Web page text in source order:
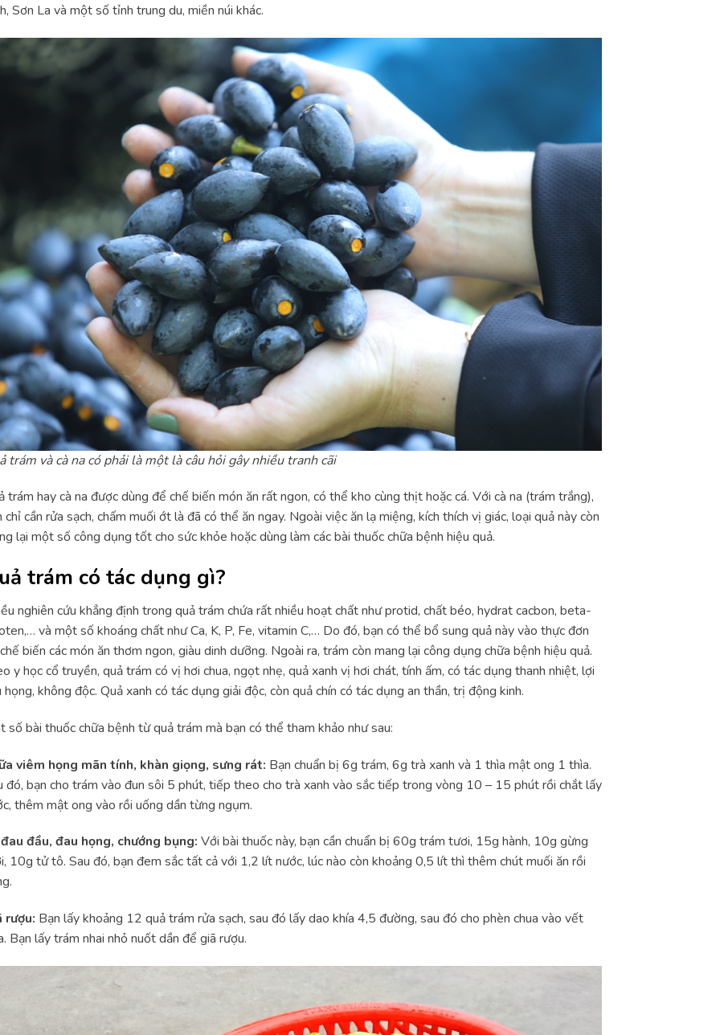
Sơn La và một số tỉnh trung du, miền núi khác.
trám và cà na có phải là một là câu hỏi gây nhiều tranh cãi
trám hay cà na được dùng để chế biến món ăn rất ngon, có thể kho cùng thịt hoặc cá. Với cà na (trám trắng),
chỉ cần rửa sạch, chấm muối ớt là đã có thể ăn ngay. Ngoài việc ăn lạ miệng, kích thích vị giác, loại quả này còn
lại một số công dụng tốt cho sức khỏe hoặc dùng làm các bài thuốc chữa bệnh hiệu quả.
trám có tác dụng gì?
nghiên cứu khẳng định trong quả trám chứa rất nhiều hoạt chất như protid, chất béo, hydrat cacbon, beta-
và một số khoáng chất như Ca, K, P, Fe, vitamin C,… Do đó, bạn có thể bổ sung quả này vào thực đơn
biến các món ăn thơm ngon, giàu dinh dưỡng. Ngoài ra, trám còn mang lại công dụng chữa bệnh hiệu quả.
y học cổ truyền, quả trám có vị hơi chua, ngọt nhẹ, quả xanh vị hơi chát, tính ấm, có tác dụng thanh nhiệt, lợi
họng, không độc. Quả xanh có tác dụng giải độc, còn quả chín có tác dụng an thần, trị động kinh.
số bài thuốc chữa bệnh từ quả trám mà bạn có thể tham khảo như sau:
viêm họng mãn tính, khàn giọng, sưng rát: Bạn chuẩn bị 6g trám, 6g trà xanh và 1 thìa mật ong 1 thìa.
đó, bạn cho trám vào đun sôi 5 phút, tiếp theo cho trà xanh vào sắc tiếp trong vòng 10 – 15 phút rồi chắt lấy
thêm mật ong vào rồi uống dần từng ngụm.
đầu, đau họng, chướng bụng: Với bài thuốc này, bạn cần chuẩn bị 60g trám tươi, 15g hành, 10g gừng
10g tử tô. Sau đó, bạn đem sắc tất cả với 1,2 lít nước, lúc nào còn khoảng 0,5 lít thì thêm chút muối ăn rồi
rượu: Bạn lấy khoảng 12 quả trám rửa sạch, sau đó lấy dao khía 4,5 đường, sau đó cho phèn chua vào vết
Bạn lấy trám nhai nhỏ nuốt dần để giã rượu.